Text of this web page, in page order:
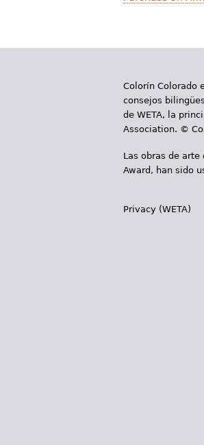
Colorín Colorado
consejos
de WETA, la
Association. ©
Las obras de
Award, han sido
Privacy (WETA)